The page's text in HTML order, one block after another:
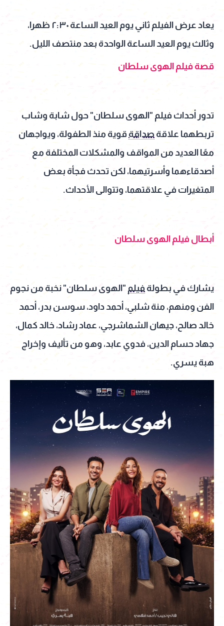
يعاد عرض الفيلم ثاني يوم العيد الساعة ٢:٣٠ ظهرا،
وثالث يوم العيد الساعة الواحدة بعد منتصف الليل.
قصة فيلم الهوى سلطان
تدور أحداث فيلم "الهوى سلطان" حول شابة وشاب
تربطهما علاقة صداقة قوية منذ الطفولة، ويواجهان
معًا العديد من المواقف والمشكلات المختلفة مع
أصدقاءهما وأسرتيهما، لكن تحدث فجأة بعض
المتغيرات في علاقتهما، وتتوالى الأحداث.
أبطال فيلم الهوى سلطان
يشارك في بطولة فيلم "الهوى سلطان" نخبة من نجوم
الفن ومنهم، منة شلبي، أحمد داود، سوسن بدر، أحمد
خالد صالح، جيهان الشماشرجي، عماد رشاد، خالد كمال،
جهاد حسام الدين، فدوي عابد، وهو من تأليف وإخراج
هبة يسري.